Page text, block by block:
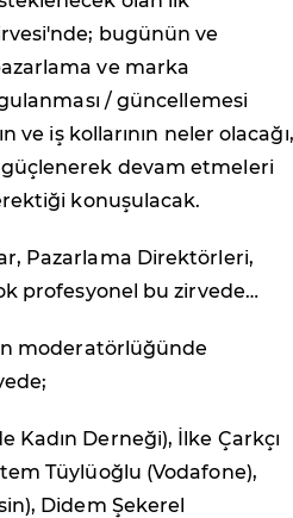
bugünün ve
ve marka
/ güncellemesi
ve iş kollarının neler olacağı,
devam etmeleri
konuşulacak.
Pazarlama Direktörleri,
profesyonel bu zirvede…
moderatörlüğünde
Kadın Derneği), İlke Çarkçı
Tüylüoğlu (Vodafone),
Didem Şekerel